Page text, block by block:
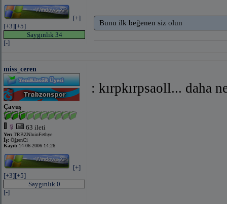
[+]
[+3][+5]
Saygınlık 34
[-]
Bunu ilk beğenen siz olun
miss_ceren
Çavuş
63 ileti
Yer: TRBZNluinFethye
İş: ÖğrenCi
Kayıt: 14-06-2006 14:26
[+]
[+3][+5]
Saygınlık 0
[-]
: kırpkırpsaoll... daha